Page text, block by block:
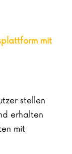
mit
stellen
erhalten
mit